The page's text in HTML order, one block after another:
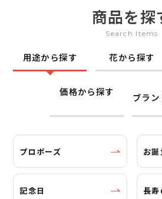
商品を探
Search Items
用途から探す 花から探す
価格から探す ブラ
プロポーズ お誕
記念日 長寿